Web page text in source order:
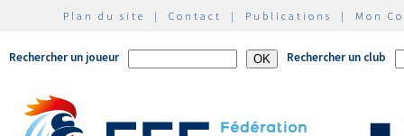
Plan du site | Contact | Publications | Mon
Rechercher un joueur Rechercher un club